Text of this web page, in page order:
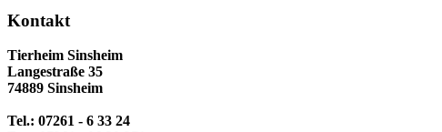
Kontakt
Tierheim Sinsheim
Langestraße 35
74889 Sinsheim
Tel.: 07261 - 6 33 24